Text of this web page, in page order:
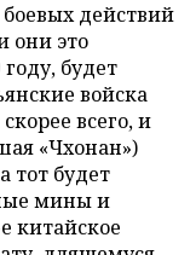
действий
они это
будет
войска
всего, и
«Чхонан»)
тот будет
мины и
китайское